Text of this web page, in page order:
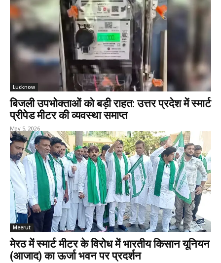
Lucknow
बिजली उपभोक्ताओं को बड़ी राहत: उत्तर प्रदेश में स्मार्ट
प्रीपेड मीटर की व्यवस्था समाप्त
May 5, 2026
Meerut
मेरठ में स्मार्ट मीटर के विरोध में भारतीय किसान यूनियन
(आजाद) का ऊर्जा भवन पर प्रदर्शन